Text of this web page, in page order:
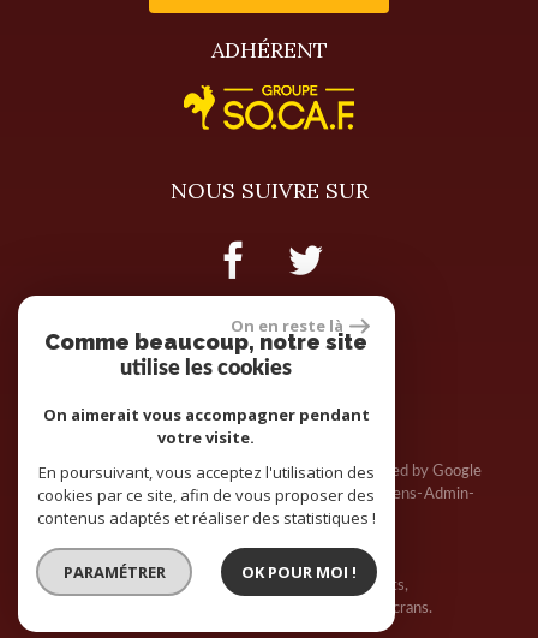
ADHÉRENT
NOUS SUIVRE SUR
site réalisé par
© 2026 | Tous droits réservés | Traduction powered by Google
Plan du site Mentions légales Nos honoraires Liens Admin
Toutes nos annonces Politique RGPD
Site internet compatible multi-supports,
un seul site adaptable à tous les types d'écrans.
On en reste là
Comme beaucoup, notre site
utilise les cookies
On aimerait vous accompagner pendant
votre visite.
En poursuivant, vous acceptez l'utilisation des
cookies par ce site, afin de vous proposer des
contenus adaptés et réaliser des statistiques !
PARAMÉTRER OK POUR MOI !